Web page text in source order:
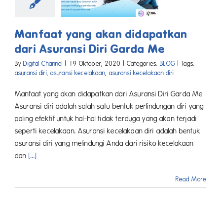
Manfaat yang akan didapatkan
dari Asuransi Diri Garda Me
By Digital Channel | 19 Oktober, 2020 | Categories: BLOG | Tags:
asuransi diri, asuransi kecelakaan, asuransi kecelakaan diri
Manfaat yang akan didapatkan dari Asuransi Diri Garda Me
Asuransi diri adalah salah satu bentuk perlindungan diri yang
paling efektif untuk hal-hal tidak terduga yang akan terjadi
seperti kecelakaan. Asuransi kecelakaan diri adalah bentuk
asuransi diri yang melindungi Anda dari risiko kecelakaan
dan [...]
Read More